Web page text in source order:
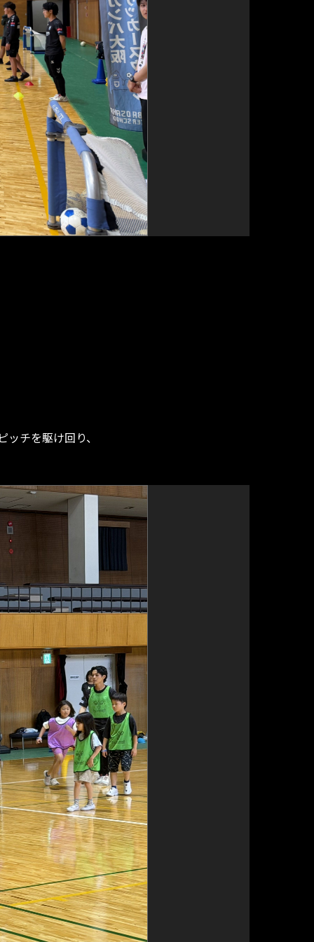
チを駆け回り、